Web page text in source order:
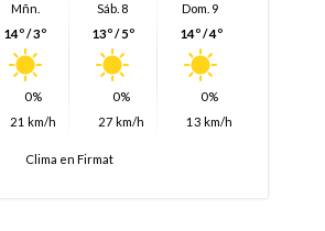
Mñn.
14º / 3º
0%
21 km/h
Sáb. 8
13º / 5º
0%
27 km/h
Dom. 9
14º / 4º
0%
13 km/h
Clima en Firmat